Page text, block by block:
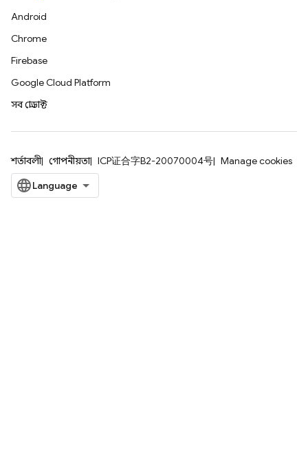
Android
Chrome
Firebase
Google Cloud Platform
সব প্রোডাক্ট
শর্তাবলী গোপনীয়তা ICP证合字B2-20070004号 Manage cookies